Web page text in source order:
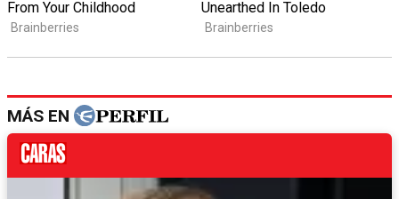
MÁS EN